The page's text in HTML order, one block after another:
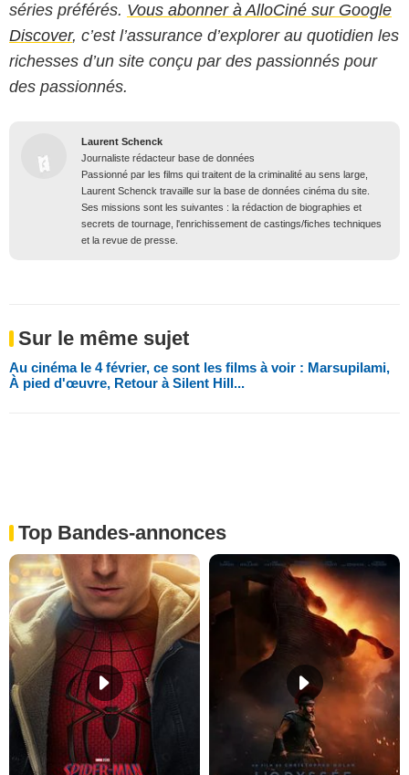
séries préférés. Vous abonner à AlloCiné sur Google
Discover, c’est l’assurance d’explorer au quotidien les
richesses d’un site conçu par des passionnés pour
des passionnés.
Laurent Schenck
Journaliste rédacteur base de données
Passionné par les films qui traitent de la criminalité au sens large,
Laurent Schenck travaille sur la base de données cinéma du site.
Ses missions sont les suivantes : la rédaction de biographies et
secrets de tournage, l'enrichissement de castings/fiches techniques
et la revue de presse.
Sur le même sujet
Au cinéma le 4 février, ce sont les films à voir : Marsupilami,
À pied d'œuvre, Retour à Silent Hill...
Top Bandes-annonces